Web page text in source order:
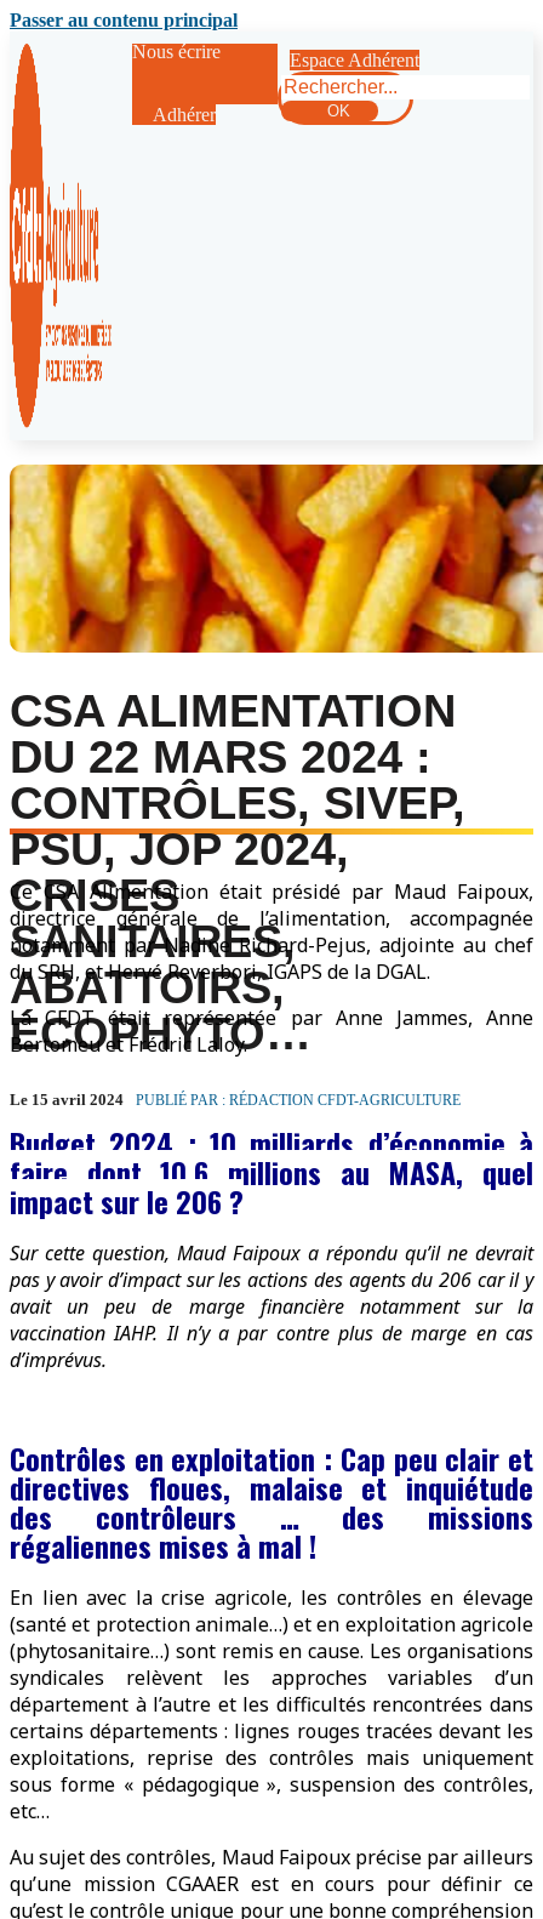
Passer au contenu principal
Nous écrire
Adhérer
Espace Adhérent
Rechercher
OK
CSA ALIMENTATION
DU 22 MARS 2024 :
CONTRÔLES, SIVEP,
PSU, JOP 2024,
CRISES
SANITAIRES,
ABATTOIRS,
ÉCOPHYTO…
Le 15 avril 2024 PUBLIÉ PAR : RÉDACTION CFDT-AGRICULTURE
Ce CSA Alimentation était présidé par Maud Faipoux,
directrice générale de l’alimentation, accompagnée
notamment par Nadine Richard-Pejus, adjointe au chef
du SRH, et Hervé Reverbori, IGAPS de la DGAL.
La CFDT était représentée par Anne Jammes, Anne
Bertomeu et Frédric Laloy.
Budget 2024 : 10 milliards d’économie à
faire dont 10,6 millions au MASA, quel
impact sur le 206 ?
Sur cette question, Maud Faipoux a répondu qu’il ne devrait
pas y avoir d’impact sur les actions des agents du 206 car il y
avait un peu de marge financière notamment sur la
vaccination IAHP. Il n’y a par contre plus de marge en cas
d’imprévus.
Contrôles en exploitation : Cap peu clair et
directives floues, malaise et inquiétude
des contrôleurs … des missions
régaliennes mises à mal !
En lien avec la crise agricole, les contrôles en élevage
(santé et protection animale…) et en exploitation agricole
(phytosanitaire…) sont remis en cause. Les organisations
syndicales relèvent les approches variables d’un
département à l’autre et les difficultés rencontrées dans
certains départements : lignes rouges tracées devant les
exploitations, reprise des contrôles mais uniquement
sous forme « pédagogique », suspension des contrôles,
etc…
Au sujet des contrôles, Maud Faipoux précise par ailleurs
qu’une mission CGAAER est en cours pour définir ce
qu’est le contrôle unique pour une bonne compréhension